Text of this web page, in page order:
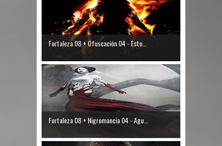
Fortaleza 08 + Ofuscación 04 - Esto...
Fortaleza 08 + Nigromancia 04 - Agu...